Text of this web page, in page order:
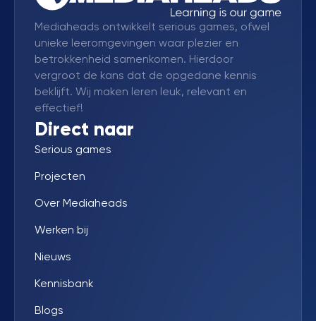
Mediaheads ontwikkelt serious games, ofwel
unieke leeromgevingen waar plezier en
betrokkenheid samenkomen. Hierdoor
vergroot de kans dat de opgedane kennis
beklijft. Wij maken leren leuk, relevant en
effectief!
Direct naar
Serious games
Projecten
Over Mediaheads
Werken bij
Nieuws
Kennisbank
Blogs